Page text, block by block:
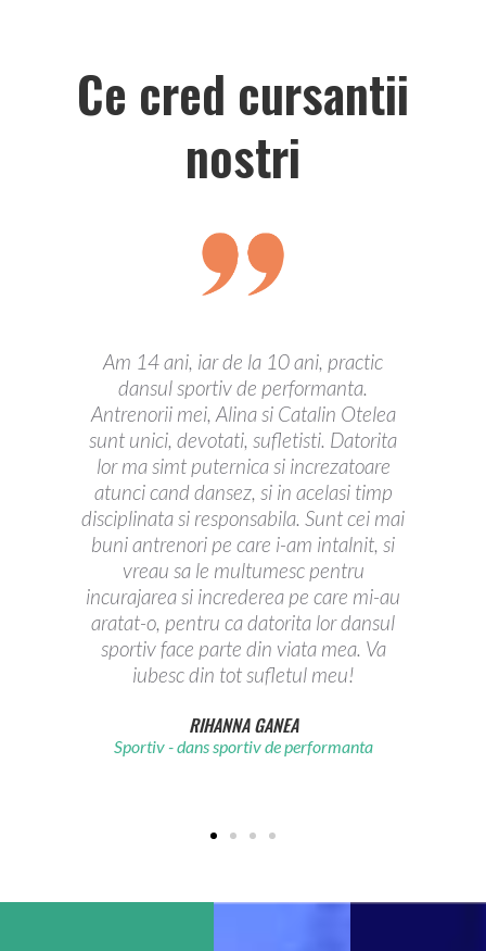
Ce cred cursantii
nostri
Am 14 ani, iar de la 10 ani, practic
dansul sportiv de performanta.
Antrenorii mei, Alina si Catalin Otelea
sunt unici, devotati, sufletisti. Datorita
lor ma simt puternica si increzatoare
atunci cand dansez, si in acelasi timp
disciplinata si responsabila. Sunt cei mai
buni antrenori pe care i-am intalnit, si
vreau sa le multumesc pentru
incurajarea si increderea pe care mi-au
aratat-o, pentru ca datorita lor dansul
sportiv face parte din viata mea. Va
iubesc din tot sufletul meu!
RIHANNA GANEA
Sportiv - dans sportiv de performanta